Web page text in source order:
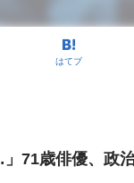
はてブ
71歳俳優、政